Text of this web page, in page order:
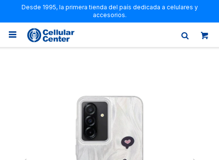
Desde 1995, la primera tienda del país dedicada a celulares y
accesorios.
